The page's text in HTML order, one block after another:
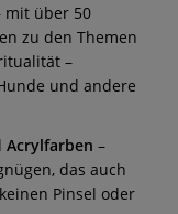
mit über 50
zu den Themen
–
und andere
Acrylfarben –
das auch
Pinsel oder